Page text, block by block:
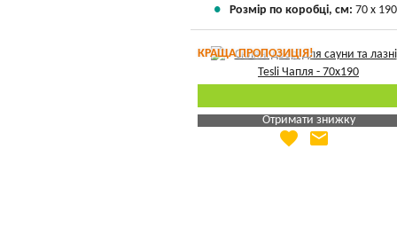
Розмір по коробці, см: 70 х 190
КРАЩА ПРОПОЗИЦІЯ!
Отримати знижку
Яка Ваша ціна
favorite email